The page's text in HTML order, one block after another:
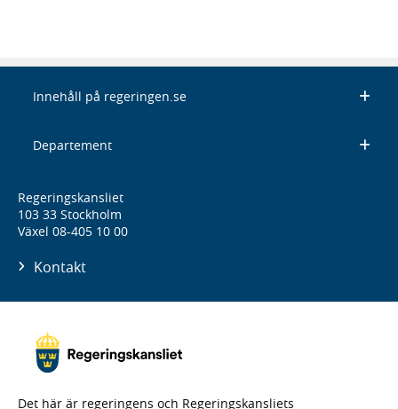
Innehåll på regeringen.se
Departement
Regeringskansliet
103 33 Stockholm
Växel 08-405 10 00
Kontakt
Det här är regeringens och Regeringskansliets